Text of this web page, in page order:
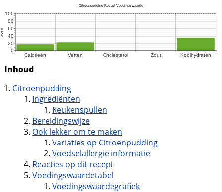
Inhoud
Citroenpudding
Ingrediënten
Keukenspullen
Bereidingswijze
Ook lekker om te maken
Variaties op Citroenpudding
Voedselallergie informatie
Reacties op dit recept
Voedingswaardetabel
Voedingswaardegrafiek